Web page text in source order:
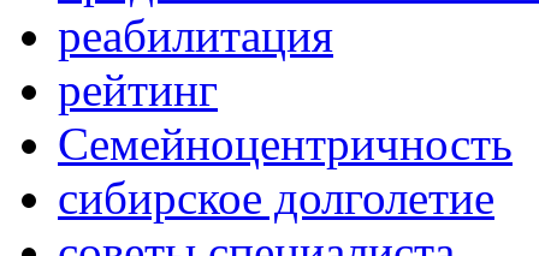
реабилитация
рейтинг
Семейноцентричность
сибирское долголетие